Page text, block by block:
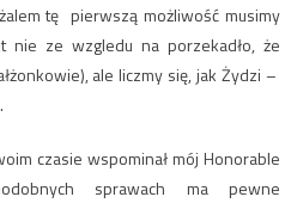
tę pierwszą możliwość musimy
nie ze wzgledu na porzekadło, że
ale liczmy się, jak Żydzi –
czasie wspominał mój Honorable
sprawach ma pewne